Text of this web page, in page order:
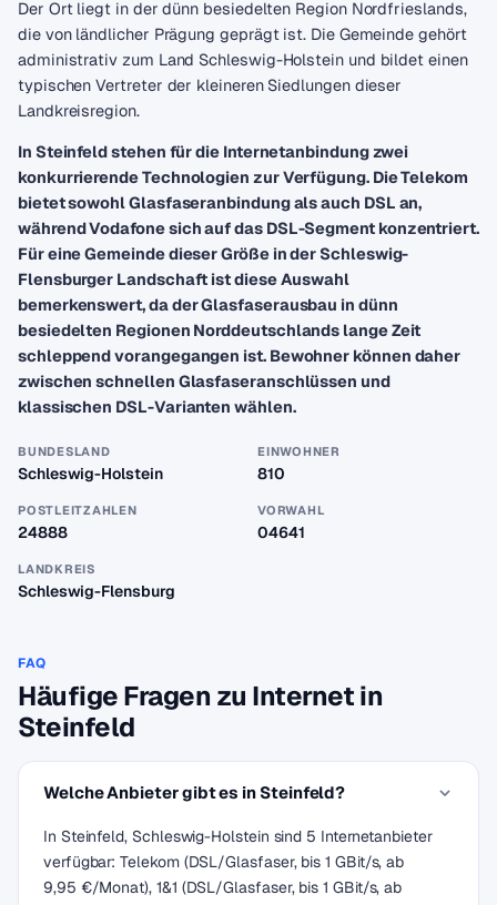
Der Ort liegt in der dünn besiedelten Region Nordfrieslands,
die von ländlicher Prägung geprägt ist. Die Gemeinde gehört
administrativ zum Land Schleswig-Holstein und bildet einen
typischen Vertreter der kleineren Siedlungen dieser
Landkreisregion.
In Steinfeld stehen für die Internetanbindung zwei
konkurrierende Technologien zur Verfügung. Die Telekom
bietet sowohl Glasfaseranbindung als auch DSL an,
während Vodafone sich auf das DSL-Segment konzentriert.
Für eine Gemeinde dieser Größe in der Schleswig-
Flensburger Landschaft ist diese Auswahl
bemerkenswert, da der Glasfaserausbau in dünn
besiedelten Regionen Norddeutschlands lange Zeit
schleppend vorangegangen ist. Bewohner können daher
zwischen schnellen Glasfaseranschlüssen und
klassischen DSL-Varianten wählen.
BUNDESLAND
Schleswig-Holstein
EINWOHNER
810
POSTLEITZAHLEN
24888
VORWAHL
04641
LANDKREIS
Schleswig-Flensburg
FAQ
Häufige Fragen zu Internet in
Steinfeld
Welche Anbieter gibt es in Steinfeld?
In Steinfeld, Schleswig-Holstein sind 5 Internetanbieter
verfügbar: Telekom (DSL/Glasfaser, bis 1 GBit/s, ab
9,95 €/Monat), 1&1 (DSL/Glasfaser, bis 1 GBit/s, ab